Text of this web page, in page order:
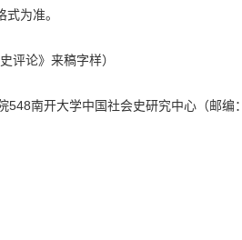
为准。
评论》来稿字样）
548南开大学中国社会史研究中心（邮编：